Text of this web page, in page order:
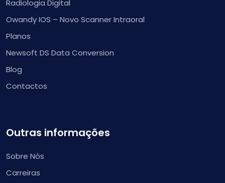
Radiologia Digital
Owandy IOS – Novo Scanner Intraoral
Planos
Newsoft DS Data Conversion
Blog
Contactos
Outras informações
Sobre Nós
Carreiras